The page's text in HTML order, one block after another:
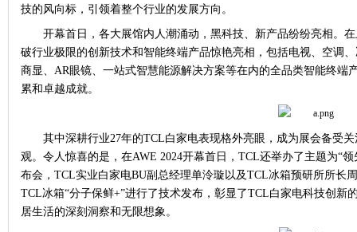
技的风向标，引领着整个行业的发展方向。
开幕首日，各大展馆内人潮涌动，黑科技、新产品纷纷亮相。
破行业极限的创新技术和智能终端产品惊艳亮相，包括电视、空调
商显、 AR眼镜、一站式智慧能源解决方案等在内的全品类智能终端
累和卓越成就。
其中深耕行业27年的TCL白家电表现格外亮眼，成为展会备受
观。令人惊喜的是，在AWE 2024开幕首日， TCL还举办了主题为“
布会， TCL实业白家电BU副总经理单泠璇以及TCL冰箱预研所所长
TCL冰箱“分子保鲜+”进行了技术发布，彰显了TCL白家电科技创新
居生活的深刻洞察和无限想象。